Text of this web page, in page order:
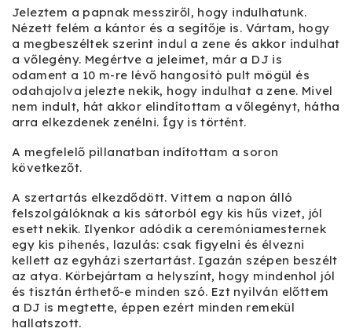
Jeleztem a papnak messziről, hogy indulhatunk.
Nézett felém a kántor és a segítője is. Vártam, hogy
a megbeszéltek szerint indul a zene és akkor indulhat
a vőlegény. Megértve a jeleimet, már a DJ is
odament a 10 m-re lévő hangosító pult mögül és
odahajolva jelezte nekik, hogy indulhat a zene. Mivel
nem indult, hát akkor elindítottam a vőlegényt, hátha
arra elkezdenek zenélni. Így is történt.
A megfelelő pillanatban indítottam a soron
következőt.
A szertartás elkezdődött. Vittem a napon álló
felszolgálóknak a kis sátorból egy kis hűs vizet, jól
esett nekik. Ilyenkor adódik a ceremóniamesternek
egy kis pihenés, lazulás: csak figyelni és élvezni
kellett az egyházi szertartást. Igazán szépen beszélt
az atya. Körbejártam a helyszínt, hogy mindenhol jól
és tisztán érthető-e minden szó. Ezt nyilván előttem
a DJ is megtette, éppen ezért minden remekül
hallatszott.